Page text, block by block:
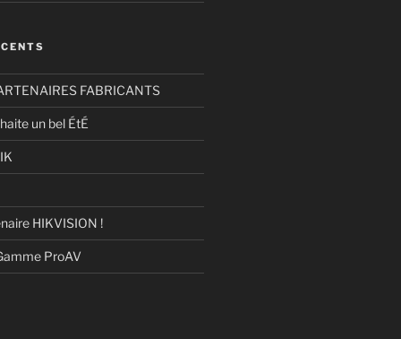
FABRICANTS
un bel ÉtÉ
HIKVISION !
ProAV